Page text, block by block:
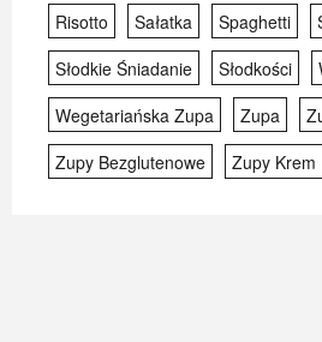
Risotto
Sałatka Spaghetti
Słodkie Śniadanie
Słodkości
Wegetariańska Zupa
Zupa
Zupy Bezglutenowe
Zupy Krem